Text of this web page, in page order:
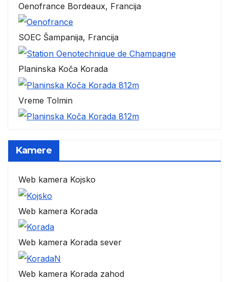
Oenofrance Bordeaux, Francija
SOEC Šampanija, Francija
Planinska Koča Korada
Vreme Tolmin
Kamere
Web kamera Kojsko
Web kamera Korada
Web kamera Korada sever
Web kamera Korada zahod